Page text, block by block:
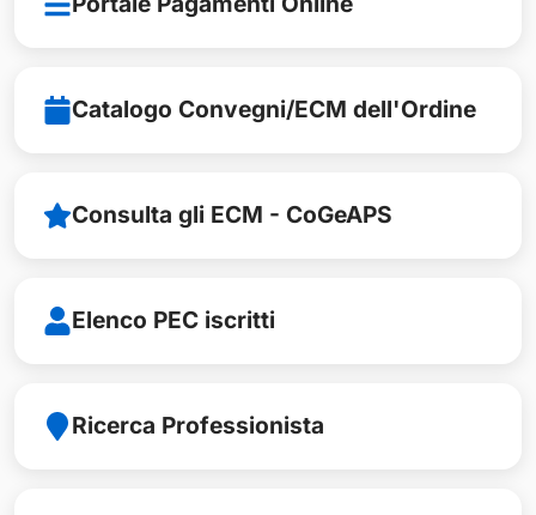
Catalogo Convegni/ECM dell'Ordine
Consulta gli ECM - CoGeAPS
Elenco PEC iscritti
Ricerca Professionista